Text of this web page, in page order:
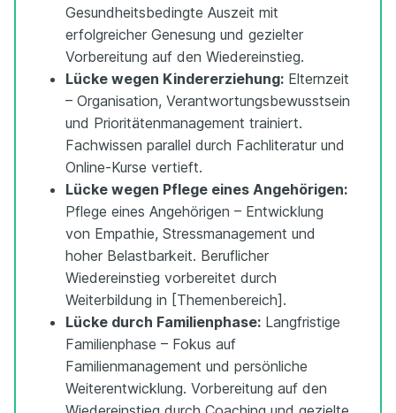
Gesundheitsbedingte Auszeit mit
erfolgreicher Genesung und gezielter
Vorbereitung auf den Wiedereinstieg.
Lücke wegen Kindererziehung: Elternzeit
– Organisation, Verantwortungsbewusstsein
und Prioritätenmanagement trainiert.
Fachwissen parallel durch Fachliteratur und
Online-Kurse vertieft.
Lücke wegen Pflege eines Angehörigen:
Pflege eines Angehörigen – Entwicklung
von Empathie, Stressmanagement und
hoher Belastbarkeit. Beruflicher
Wiedereinstieg vorbereitet durch
Weiterbildung in [Themenbereich].
Lücke durch Familienphase: Langfristige
Familienphase – Fokus auf
Familienmanagement und persönliche
Weiterentwicklung. Vorbereitung auf den